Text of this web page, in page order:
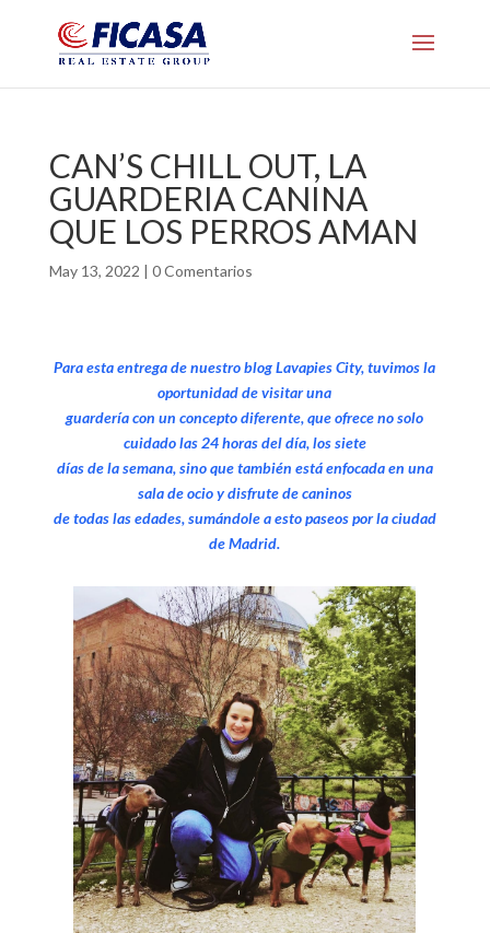
CAN’S CHILL OUT, LA
GUARDERIA CANINA
QUE LOS PERROS AMAN
May 13, 2022 | 0 Comentarios
Para esta entrega de nuestro blog Lavapies City, tuvimos la
oportunidad de visitar una
guardería con un concepto diferente, que ofrece no solo
cuidado las 24 horas del día, los siete
días de la semana, sino que también está enfocada en una
sala de ocio y disfrute de caninos
de todas las edades, sumándole a esto paseos por la ciudad
de Madrid.